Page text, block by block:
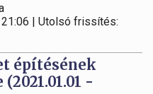
| Utolsó frissítés:
építésének
-